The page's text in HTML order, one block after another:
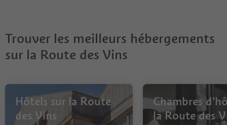
Trouver les meilleurs hébergements
sur la Route des Vins
Hôtels sur la Route
des Vins
Chambres
la Route des